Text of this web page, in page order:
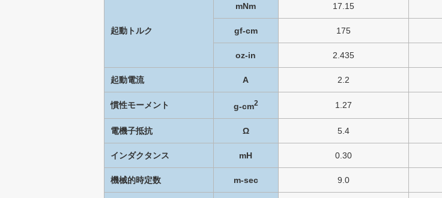
起動トルク
mNm 17.15
gf-cm 175
oz-in 2.435
起動電流 A 2.2
慣性モーメント g-cm2 1.27
電機子抵抗 Ω 5.4
インダクタンス mH 0.30
機械的時定数 m-sec 9.0